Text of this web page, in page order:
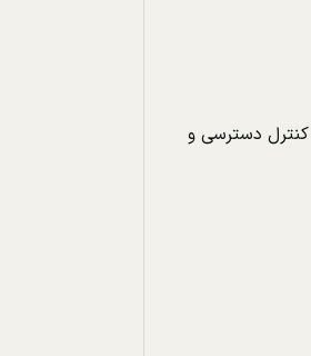
دسترسی و